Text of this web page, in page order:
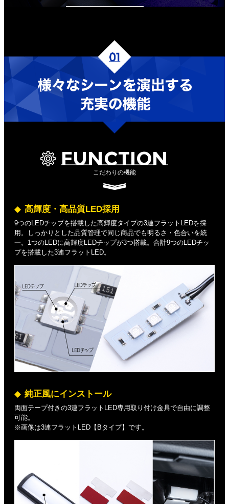
FUNCTION
こだわりの機能
高輝度・高品質LED採用
9つのLEDチップを搭載した高輝度タイプの3連フラットLEDを採
用。しっかりとした品質管理で同じ商品でも明るさ・色合いを統
一。1つのLEDに高輝度LEDチップが3つ搭載。合計9つのLEDチッ
プを搭載した3連フラットLED。
純正風にインストール
両面テープ付きの3連フラットLED専用取り付け金具で自由に調整
可能。
※画像は3連フラットLED【Bタイプ】です。